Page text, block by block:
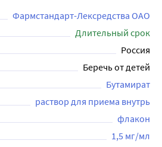
Фармстандарт-Лексредства ОАО
Длительный срок
Россия
Беречь от детей
Бутамират
раствор для приема внутрь
флакон
1,5 мг/мл